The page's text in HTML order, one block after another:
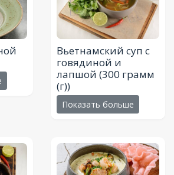
Вьетнамский суп с
говядиной и
лапшой (300 грамм
(г))
Показать больше